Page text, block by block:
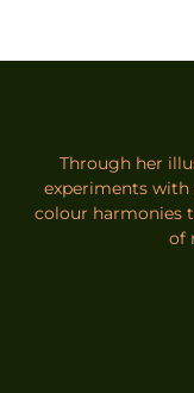
Through her
experiments with
colour harmonies
of